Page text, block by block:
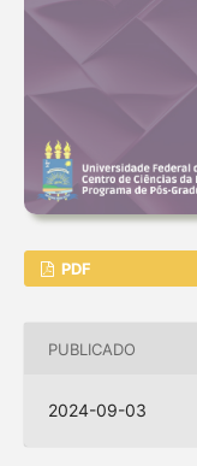
PDF
PUBLICADO
2024-09-03